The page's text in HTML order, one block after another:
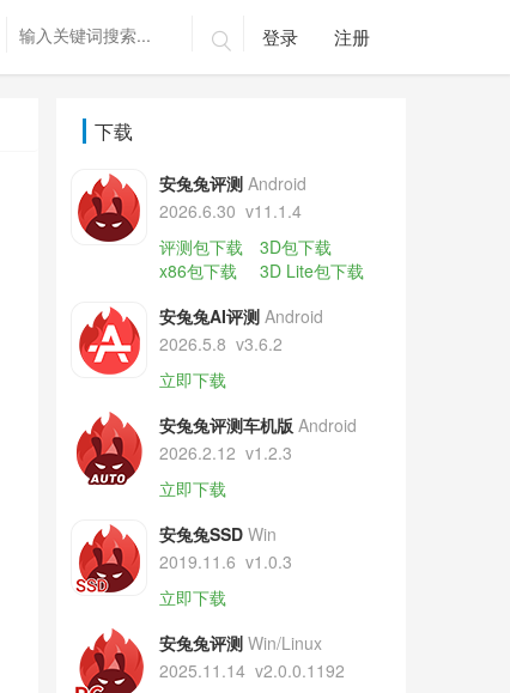
 登录 注册
下载
安兔兔评测 Android
2026.6.30 v11.1.4
评测包下载
3D包下载
x86包下载
3D Lite包下载
安兔兔AI评测 Android
2026.5.8 v3.6.2
立即下载
安兔兔评测车机版 Android
2026.2.12 v1.2.3
立即下载
安兔兔SSD Win
2019.11.6 v1.0.3
立即下载
安兔兔评测 Win/Linux
2025.11.14 v2.0.0.1192